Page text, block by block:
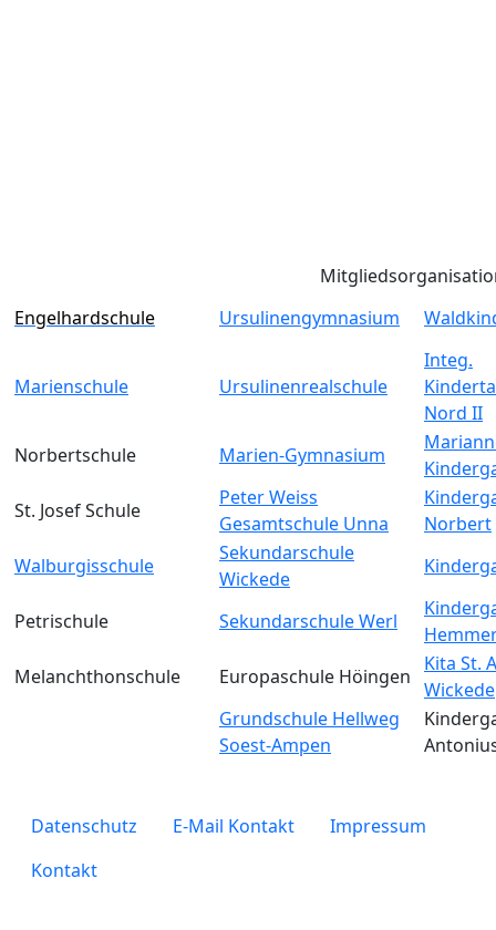
Engelhardschule
Ursulinengymnasium
Marienschule Ursulinenrealschule
Integ.
Nord II
Norbertschule
Marien-Gymnasium
St. Josef Schule
Peter Weiss
Gesamtschule Unna
Norbert
Walburgisschule
Sekundarschule
Wickede
Petrischule Sekundarschule Werl
Melanchthonschule
Europaschule Höingen
Kita St.
Wickede
Grundschule Hellweg
Soest-Ampen
legals
Datenschutz E-Mail Kontakt
Impressum
Kontakt